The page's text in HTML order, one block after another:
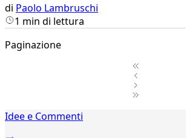
di Paolo Lambruschi
1 min di lettura
Paginazione
2Idee e Commenti